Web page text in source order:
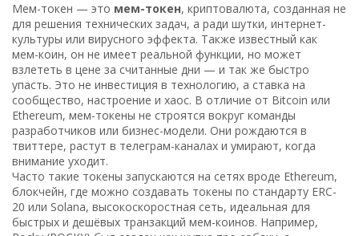
Мем-токен — это мем-токен,криптовалюта, созданная не
для решения технических задач, а ради шутки, интернет-
культуры или вирусного эффекта. Также известный как
мем-коин, он не имеет реальной функции, но может
взлететь в цене за считанные дни — и так же быстро
упасть. Это не инвестиция в технологию, а ставка на
сообщество, настроение и хаос. В отличие от Bitcoin или
Ethereum, мем-токены не строятся вокруг команды
разработчиков или бизнес-модели. Они рождаются в
твиттере, растут в телеграм-каналах и умирают, когда
внимание уходит.
Часто такие токены запускаются на сетях вроде Ethereum,
блокчейн, где можно создавать токены по стандарту ERC-
20 или Solana,высокоскоростная сеть, идеальная для
быстрых и дешёвых транзакций мем-коинов. Например,